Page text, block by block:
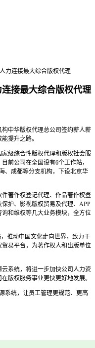
力连接最大综合版权代理
接最大综合版权代理
中华版权代理总公司签约薪人薪
提升之路。
级综合性版权代理和版权社会服
前公司在全国设有6个工作站，
、成都等分支机构，下设北京华
著作权登记代理、作品著作权登
护、影视版权贸易及代理、APP
和维权等几大业务模块，全方位
推动中国文化走向世界，致力于
易平台，为著作权人和出版单位
系统，将进一步加快公司人力资
版权服务事业更快更好地发展。
系统，让员工管理更规范、更高